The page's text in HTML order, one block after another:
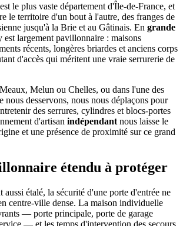
est le plus vaste département d'Île-de-France, et
le territoire d'un bout à l'autre, des franges de
jusqu'à la Brie et au Gâtinais. En grande
est largement pavillonnaire : maisons
récents, longères briardes et anciens corps
d'accès qui méritent une vraie serrurerie de
Melun ou Chelles, ou dans l'une des
nous desservons, nous nous déplaçons pour
des serrures, cylindres et blocs-portes
d'artisan indépendant nous laisse le
et une présence de proximité sur ce grand
étendu à protéger
aussi étalé, la sécurité d'une porte d'entrée ne
centre-ville dense. La maison individuelle
— porte principale, porte de garage
— et les temps d'intervention des secours